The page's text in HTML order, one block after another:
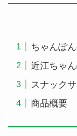
ちゃんぽ
近江ちゃ
スナック
商品概要